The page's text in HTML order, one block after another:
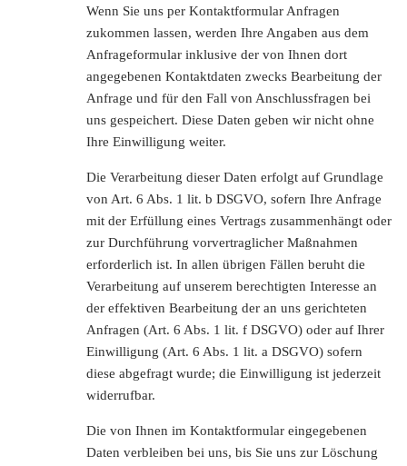
Wenn Sie uns per Kontaktformular Anfragen
zukommen lassen, werden Ihre Angaben aus dem
Anfrageformular inklusive der von Ihnen dort
angegebenen Kontaktdaten zwecks Bearbeitung der
Anfrage und für den Fall von Anschlussfragen bei
uns gespeichert. Diese Daten geben wir nicht ohne
Ihre Einwilligung weiter.
Die Verarbeitung dieser Daten erfolgt auf Grundlage
von Art. 6 Abs. 1 lit. b DSGVO, sofern Ihre Anfrage
mit der Erfüllung eines Vertrags zusammenhängt oder
zur Durchführung vorvertraglicher Maßnahmen
erforderlich ist. In allen übrigen Fällen beruht die
Verarbeitung auf unserem berechtigten Interesse an
der effektiven Bearbeitung der an uns gerichteten
Anfragen (Art. 6 Abs. 1 lit. f DSGVO) oder auf Ihrer
Einwilligung (Art. 6 Abs. 1 lit. a DSGVO) sofern
diese abgefragt wurde; die Einwilligung ist jederzeit
widerrufbar.
Die von Ihnen im Kontaktformular eingegebenen
Daten verbleiben bei uns, bis Sie uns zur Löschung